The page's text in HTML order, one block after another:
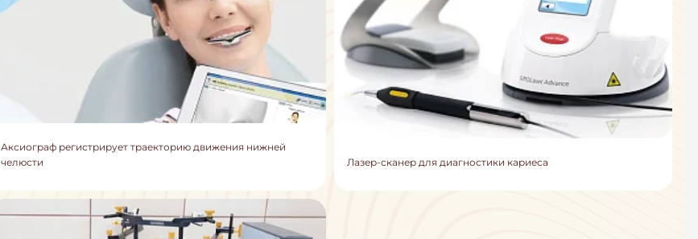
Аксиограф регистрирует траекторию движения нижней
челюсти
Лазер-сканер для диагностики кариеса